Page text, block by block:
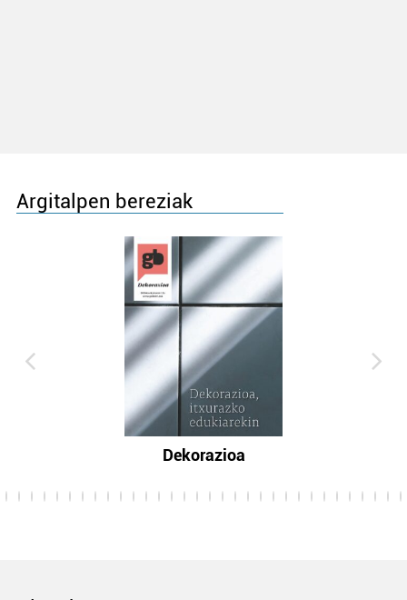
Argitalpen bereziak
Dekorazioa